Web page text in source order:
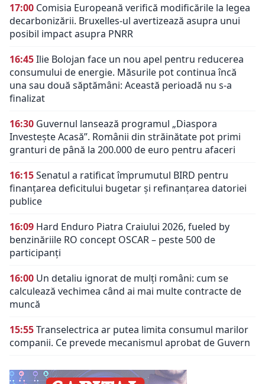
17:00 Comisia Europeană verifică modificările la legea
decarbonizării. Bruxelles-ul avertizează asupra unui
posibil impact asupra PNRR
16:45Ilie Bolojan face un nou apel pentru reducerea
consumului de energie. Măsurile pot continua încă
una sau două săptămâni: Această perioadă nu s-a
finalizat
16:30 Guvernul lansează programul „Diaspora
Investește Acasă”. Românii din străinătate pot primi
granturi de până la 200.000 de euro pentru afaceri
16:15Senatul a ratificat împrumutul BIRD pentru
finanțarea deficitului bugetar și refinanțarea datoriei
publice
16:09 Hard Enduro Piatra Craiului 2026, fueled by
benzinăriile RO concept OSCAR – peste 500 de
participanți
16:00 Un detaliu ignorat de mulți români: cum se
calculează vechimea când ai mai multe contracte de
muncă
15:55Transelectrica ar putea limita consumul marilor
companii. Ce prevede mecanismul aprobat de Guvern